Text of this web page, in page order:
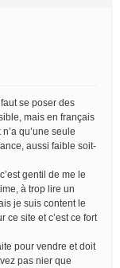
se poser des
mais en français
qu’une seule
aussi faible soit-
gentil de me le
à trop lire un
je suis content le
ce site et c’est ce fort
pour vendre et doit
pas nier que